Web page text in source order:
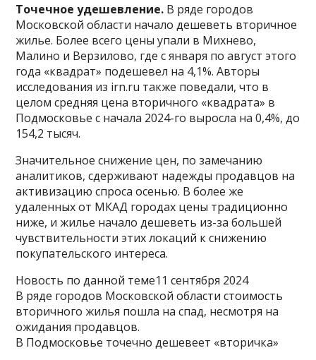
Точечное удешевление. В ряде городов
Московской области начало дешеветь вторичное
жилье. Более всего цены упали в Михнево,
Малино и Верзилово, где с января по август этого
года «квадрат» подешевел на 4,1%. Авторы
исследования из irn.ru также поведали, что в
целом средняя цена вторичного «квадрата» в
Подмосковье с начала 2024-го выросла на 0,4%, до
154,2 тысяч.
Значительное снижение цен, по замечанию
аналитиков, сдерживают надежды продавцов на
активизацию спроса осенью. В более же
удаленных от МКАД городах цены традиционно
ниже, и жилье начало дешеветь из-за большей
чувствительности этих локаций к снижению
покупательского интереса.
Новость по данной теме11 сентября 2024
В ряде городов Московской области стоимость
вторичного жилья пошла на спад, несмотря на
ожидания продавцов.
В Подмосковье точечно дешевеет «вторичка»